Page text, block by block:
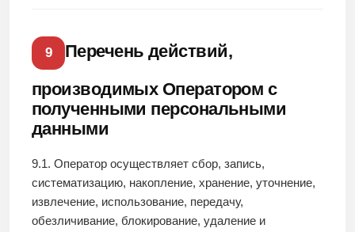
9
Перечень действий,
производимых Оператором с
полученными персональными
данными
9.1. Оператор осуществляет сбор, запись,
систематизацию, накопление, хранение, уточнение,
извлечение, использование, передачу,
обезличивание, блокирование, удаление и